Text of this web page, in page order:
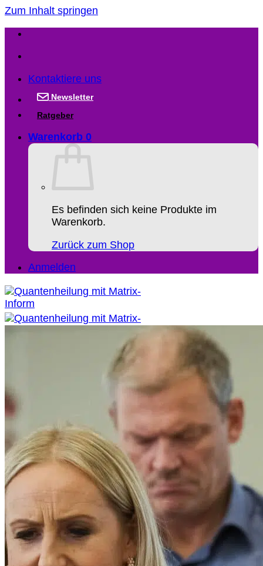
Zum Inhalt springen
Kontaktiere uns
Newsletter
Ratgeber
Warenkorb 0
Es befinden sich keine Produkte im
Warenkorb.
Zurück zum Shop
Anmelden
Quantenheilung Wirkung
Quantenheilung Anleitung
Quantenheilung Ausbildung
Quantenheilungs Seminare
Quantenheilung in der Nähe
Quantenheilung Kosten
Quantenheilung Zielgruppen
Quantenheilung FAQs
Seminare